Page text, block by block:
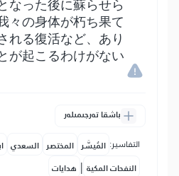
なった後に蘇らせら
々の身体が朽ち果て
れる復活など、あり
が起こるわけがない
باشقا تەرجىمىلەر
التفاسير: المُيسَّر المختصر السعدي
النفحات المكية | هدايات